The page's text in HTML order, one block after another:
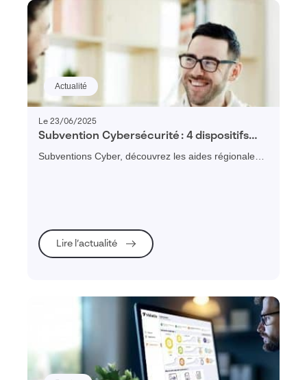
Actualité
Le 23/06/2025
Subvention Cybersécurité : 4 dispositifs
régionaux pour financer vos diagnostics et
plans de remédiation
Subventions Cyber, découvrez les aides régionales
Lire l’actualité